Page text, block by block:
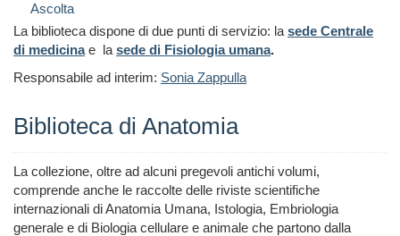
Ascolta
La biblioteca dispone di due punti di servizio: la sede Centrale
di medicinae la sede di Fisiologia umana.
Responsabile ad interim: Sonia Zappulla
Biblioteca di Anatomia
La collezione, oltre ad alcuni pregevoli antichi volumi,
comprende anche le raccolte delle riviste scientifiche
internazionali di Anatomia Umana, Istologia, Embriologia
generale e di Biologia cellulare e animale che partono dalla